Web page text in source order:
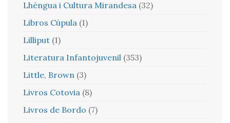
Lhéngua i Cultura Mirandesa (32)
Libros Cúpula (1)
Lilliput (1)
Literatura Infantojuvenil (353)
Little, Brown (3)
Livros Cotovia (8)
Livros de Bordo (7)